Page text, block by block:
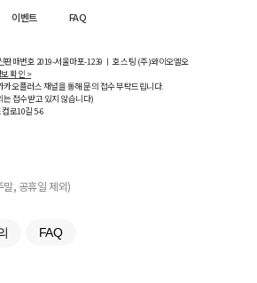
이벤트 FAQ
판매번호 2019-서울마포-1239 ㅣ 호스팅 (주)와이오엘오
확인 >
오플러스 채널을 통해 문의 접수 부탁드립니다.
는 접수받고 있지 않습니다)
컵로10길5-6
, 공휴일 제외)
FAQ